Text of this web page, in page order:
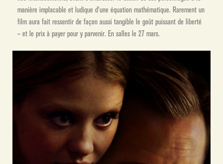
manière implacable et ludique d’une équation mathématique. Rarement un
film aura fait ressentir de façon aussi tangible le goût puissant de liberté
– et le prix à payer pour y parvenir. En salles le 27 mars.